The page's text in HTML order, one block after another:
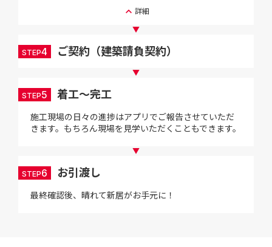
keyboard_arrow_up 詳細
▼
STEP4 ご契約（建築請負契約）
▼
STEP5 着工～完工
施工現場の日々の進捗はアプリでご報告させていただ
きます。もちろん現場を見学いただくこともできます。
▼
STEP6 お引渡し
最終確認後、晴れて新居がお手元に！